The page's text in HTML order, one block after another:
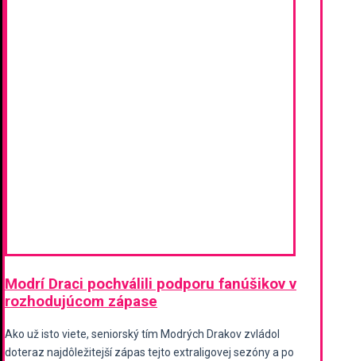
Modrí Draci pochválili podporu fanúšikov v
rozhodujúcom zápase
Ako už isto viete, seniorský tím Modrých Drakov zvládol
doteraz najdôležitejší zápas tejto extraligovej sezóny a po